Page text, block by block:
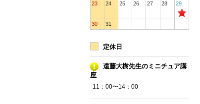
23
24 25 26 27 28 29
30 31
定休日
遠藤大樹先生のミニチュア講
座
11：00〜14：00